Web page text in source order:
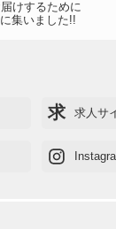
けするために
集いました!!
求 求人サ